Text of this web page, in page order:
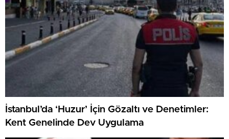
İstanbul’da ‘Huzur’ İçin Gözaltı ve Denetimler:
Kent Genelinde Dev Uygulama